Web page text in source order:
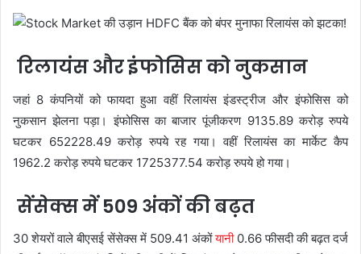
रिलायंस और इंफोसिस को नुकसान
जहां 8 कंपनियों को फायदा हुआ वहीं रिलायंस इंडस्ट्रीज और इंफोसिस को
नुकसान झेलना पड़ा। इंफोसिस का बाजार पूंजीकरण 9135.89 करोड़ रुपये
घटकर 652228.49 करोड़ रुपये रह गया। वहीं रिलायंस का मार्केट कैप
1962.2 करोड़ रुपये घटकर 1725377.54 करोड़ रुपये हो गया।
सेंसेक्स में 509 अंकों की बढ़त
30 शेयरों वाले बीएसई सेंसेक्स में 509.41 अंकोंयानी0.66 फीसदी की बढ़त दर्ज